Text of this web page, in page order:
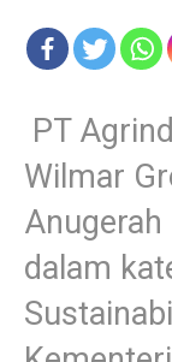
PT
Wilmar
dalam